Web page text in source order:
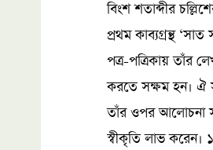
বিংশ শতাব্দীর
প্রথম কাব্যগ্রন্থ
পত্র-পত্রিকায় তাঁর
করতে সক্ষম হন। ঐ
তাঁর ওপর আলোচনা
স্বীকৃতি লাভ করেন।